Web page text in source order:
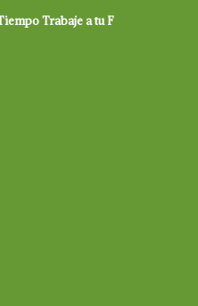
Trabaje a tu F